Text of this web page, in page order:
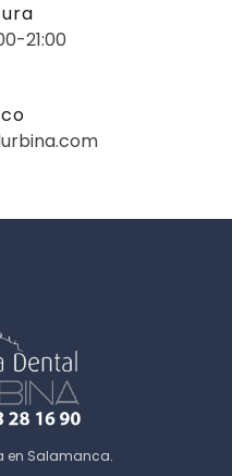
21:00
en Salamanca.